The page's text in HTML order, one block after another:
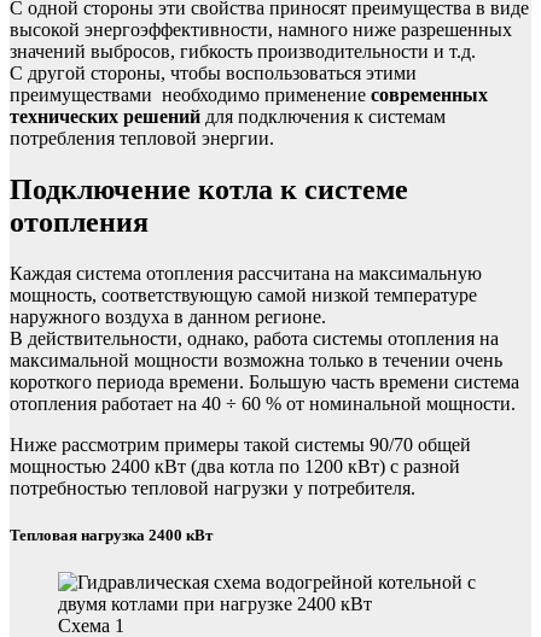
С одной стороны эти свойства приносят преимущества в виде
высокой энергоэффективности, намного ниже разрешенных
значений выбросов, гибкость производительности и т.д.
С другой стороны, чтобы воспользоваться этими
преимуществами необходимо применение современных
технических решений для подключения к системам
потребления тепловой энергии.
Подключение котла к системе
отопления
Каждая система отопления рассчитана на максимальную
мощность, соответствующую самой низкой температуре
наружного воздуха в данном регионе.
В действительности, однако, работа системы отопления на
максимальной мощности возможна только в течении очень
короткого периода времени. Большую часть времени система
отопления работает на 40 ÷ 60 % от номинальной мощности.
Ниже рассмотрим примеры такой системы 90/70 общей
мощностью 2400 кВт (два котла по 1200 кВт) с разной
потребностью тепловой нагрузки у потребителя.
Тепловая нагрузка 2400 кВт
Схема 1